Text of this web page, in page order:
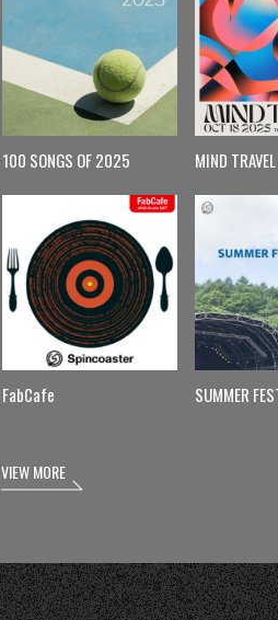
100 SONGS OF 2025
FabCafe
MIND TRAVEL
SUMMER
VIEW MORE